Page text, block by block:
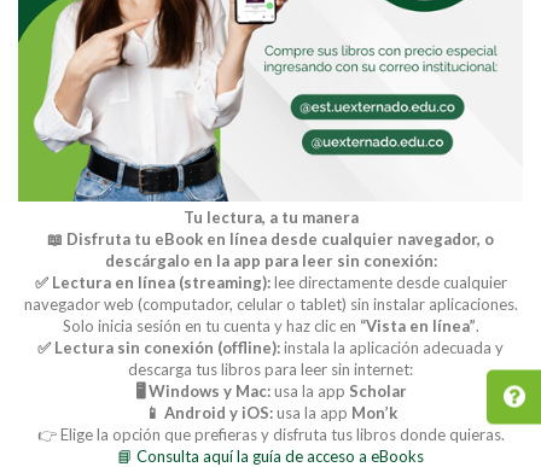
Tu lectura, a tu manera
📖 Disfruta tu eBook en línea desde cualquier navegador, o
descárgalo en la app para leer sin conexión:
✅ Lectura en línea (streaming):lee directamente desde cualquier
navegador web (computador, celular o tablet) sin instalar aplicaciones.
Solo inicia sesión en tu cuenta y haz clic en “Vista en línea”.
✅ Lectura sin conexión (offline):instala la aplicación adecuada y
descarga tus libros para leer sin internet:
🖥️ Windows y Mac:usa la app Scholar
📱 Android y iOS:usa la app Mon’k
👉 Elige la opción que prefieras y disfruta tus libros donde quieras.
📘 Consulta aquí la guía de acceso a eBooks